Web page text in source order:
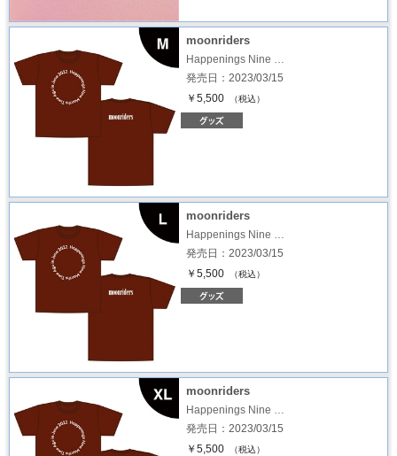
moonriders
Happenings Nine …
発売日：2023/03/15
￥5,500
（税込）
moonriders
Happenings Nine …
発売日：2023/03/15
￥5,500
（税込）
moonriders
Happenings Nine …
発売日：2023/03/15
￥5,500
（税込）